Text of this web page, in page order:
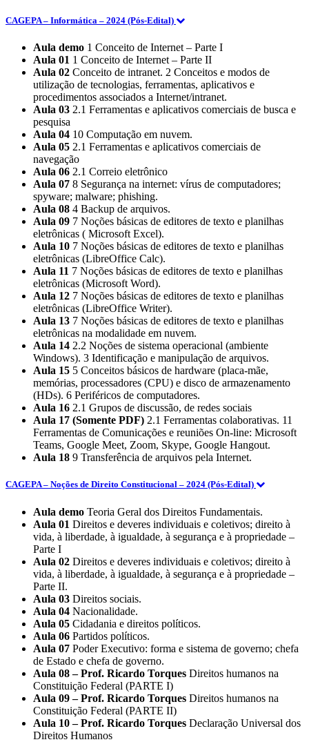
CAGEPA – Informática – 2024 (Pós-Edital)
Aula demo 1 Conceito de Internet – Parte I
Aula 01 1 Conceito de Internet – Parte II
Aula 02 Conceito de intranet. 2 Conceitos e modos de
utilização de tecnologias, ferramentas, aplicativos e
procedimentos associados a Internet/intranet.
Aula 03 2.1 Ferramentas e aplicativos comerciais de busca e
pesquisa
Aula 04 10 Computação em nuvem.
Aula 05 2.1 Ferramentas e aplicativos comerciais de
navegação
Aula 06 2.1 Correio eletrônico
Aula 07 8 Segurança na internet: vírus de computadores;
spyware; malware; phishing.
Aula 08 4 Backup de arquivos.
Aula 09 7 Noções básicas de editores de texto e planilhas
eletrônicas ( Microsoft Excel).
Aula 10 7 Noções básicas de editores de texto e planilhas
eletrônicas (LibreOffice Calc).
Aula 11 7 Noções básicas de editores de texto e planilhas
eletrônicas (Microsoft Word).
Aula 12 7 Noções básicas de editores de texto e planilhas
eletrônicas (LibreOffice Writer).
Aula 13 7 Noções básicas de editores de texto e planilhas
eletrônicas na modalidade em nuvem.
Aula 14 2.2 Noções de sistema operacional (ambiente
Windows). 3 Identificação e manipulação de arquivos.
Aula 15 5 Conceitos básicos de hardware (placa-mãe,
memórias, processadores (CPU) e disco de armazenamento
(HDs). 6 Periféricos de computadores.
Aula 16 2.1 Grupos de discussão, de redes sociais
Aula 17 (Somente PDF) 2.1 Ferramentas colaborativas. 11
Ferramentas de Comunicações e reuniões On-line: Microsoft
Teams, Google Meet, Zoom, Skype, Google Hangout.
Aula 18 9 Transferência de arquivos pela Internet.
CAGEPA – Noções de Direito Constitucional – 2024 (Pós-Edital)
Aula demo Teoria Geral dos Direitos Fundamentais.
Aula 01 Direitos e deveres individuais e coletivos; direito à
vida, à liberdade, à igualdade, à segurança e à propriedade –
Parte I
Aula 02 Direitos e deveres individuais e coletivos; direito à
vida, à liberdade, à igualdade, à segurança e à propriedade –
Parte II.
Aula 03 Direitos sociais.
Aula 04 Nacionalidade.
Aula 05 Cidadania e direitos políticos.
Aula 06 Partidos políticos.
Aula 07 Poder Executivo: forma e sistema de governo; chefa
de Estado e chefa de governo.
Aula 08 – Prof. Ricardo Torques Direitos humanos na
Constituição Federal (PARTE I)
Aula 09 – Prof. Ricardo Torques Direitos humanos na
Constituição Federal (PARTE II)
Aula 10 – Prof. Ricardo Torques Declaração Universal dos
Direitos Humanos